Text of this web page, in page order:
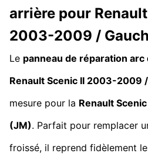
arrière pour
2003-2009 /
Le panneau de réparation
Renault Scenic II 2003-2009
mesure pour la Renault Scenic
(JM). Parfait pour remplacer
froissé, il reprend fidèlement